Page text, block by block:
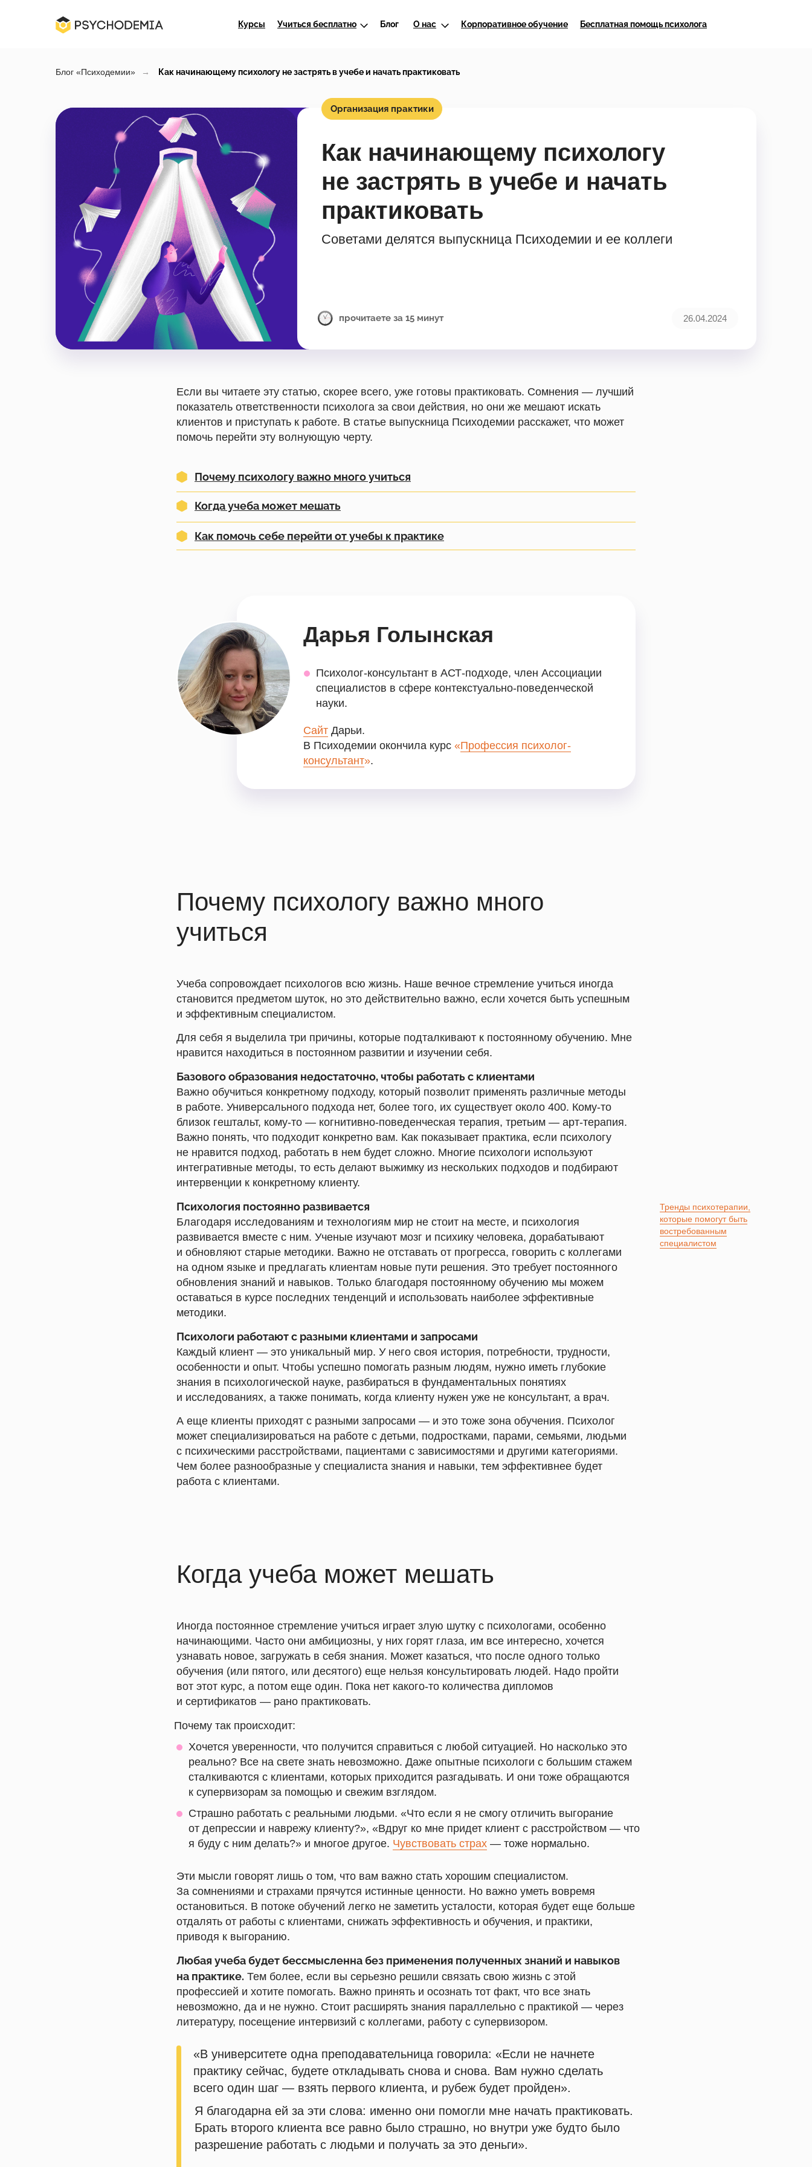
О нас
Курсы Учиться бесплатно Бесплатная помощь психолога
Блог Корпоративное обучение
Блог «Психодемии» → Как начинающему психологу не застрять в учебе и начать практиковать
прочитаете за 15 минут
Как начинающему психологу
не застрять в учебе и начать
практиковать
26.04.2024
Советами делятся выпускница Психодемии и ее коллеги
Организация практики
Если вы читаете эту статью, скорее всего, уже готовы практиковать. Сомнения — лучший
показатель ответственности психолога за свои действия, но они же мешают искать
клиентов и приступать к работе. В статье выпускница Психодемии расскажет, что может
помочь перейти эту волнующую черту.
Как помочь себе перейти от учебы к практике
Почему психологу важно много учиться
Когда учеба может мешать
Дарья Голынская
Психолог-консультант в АСТ-подходе, член Ассоциации
специалистов в сфере контекстуально-поведенческой
науки.
Сайт Дарьи.
В Психодемии окончила курс «Профессия психолог-
консультант».
Почему психологу важно много
учиться
Учеба сопровождает психологов всю жизнь. Наше вечное стремление учиться иногда
становится предметом шуток, но это действительно важно, если хочется быть успешным
и эффективным специалистом.
Для себя я выделила три причины, которые подталкивают к постоянному обучению. Мне
нравится находиться в постоянном развитии и изучении себя.
Базового образования недостаточно, чтобы работать с клиентами
Важно обучиться конкретному подходу, который позволит применять различные методы
в работе. Универсального подхода нет, более того, их существует около 400. Кому-то
близок гештальт, кому-то — когнитивно-поведенческая терапия, третьим — арт-терапия.
Важно понять, что подходит конкретно вам. Как показывает практика, если психологу
не нравится подход, работать в нем будет сложно. Многие психологи используют
интегративные методы, то есть делают выжимку из нескольких подходов и подбирают
интервенции к конкретному клиенту.
Психология постоянно развивается
Благодаря исследованиям и технологиям мир не стоит на месте, и психология
развивается вместе с ним. Ученые изучают мозг и психику человека, дорабатывают
и обновляют старые методики. Важно не отставать от прогресса, говорить с коллегами
на одном языке и предлагать клиентам новые пути решения. Это требует постоянного
обновления знаний и навыков. Только благодаря постоянному обучению мы можем
оставаться в курсе последних тенденций и использовать наиболее эффективные
методики.
Тренды психотерапии,
которые помогут быть
востребованным
специалистом
Психологи работают с разными клиентами и запросами
Каждый клиент — это уникальный мир. У него своя история, потребности, трудности,
особенности и опыт. Чтобы успешно помогать разным людям, нужно иметь глубокие
знания в психологической науке, разбираться в фундаментальных понятиях
и исследованиях, а также понимать, когда клиенту нужен уже не консультант, а врач.
А еще клиенты приходят с разными запросами — и это тоже зона обучения. Психолог
может специализироваться на работе с детьми, подростками, парами, семьями, людьми
с психическими расстройствами, пациентами с зависимостями и другими категориями.
Чем более разнообразные у специалиста знания и навыки, тем эффективнее будет
работа с клиентами.
Когда учеба может мешать
Иногда постоянное стремление учиться играет злую шутку с психологами, особенно
начинающими. Часто они амбициозны, у них горят глаза, им все интересно, хочется
узнавать новое, загружать в себя знания. Может казаться, что после одного только
обучения (или пятого, или десятого) еще нельзя консультировать людей. Надо пройти
вот этот курс, а потом еще один. Пока нет какого-то количества дипломов
и сертификатов — рано практиковать.
Хочется уверенности, что получится справиться с любой ситуацией. Но насколько это
реально? Все на свете знать невозможно. Даже опытные психологи с большим стажем
сталкиваются с клиентами, которых приходится разгадывать. И они тоже обращаются
к супервизорам за помощью и свежим взглядом.
Страшно работать с реальными людьми. «Что если я не смогу отличить выгорание
от депрессии и наврежу клиенту?», «Вдруг ко мне придет клиент с расстройством — что
я буду с ним делать?» и многое другое. Чувствовать страх — тоже нормально.
Почему так происходит:
Эти мысли говорят лишь о том, что вам важно стать хорошим специалистом.
За сомнениями и страхами прячутся истинные ценности. Но важно уметь вовремя
остановиться. В потоке обучений легко не заметить усталости, которая будет еще больше
отдалять от работы с клиентами, снижать эффективность и обучения, и практики,
приводя к выгоранию.
Любая учеба будет бессмысленна без применения полученных знаний и навыков
на практике. Тем более, если вы серьезно решили связать свою жизнь с этой
профессией и хотите помогать. Важно принять и осознать тот факт, что все знать
невозможно, да и не нужно. Стоит расширять знания параллельно с практикой — через
литературу, посещение интервизий с коллегами, работу с супервизором.
«В университете одна преподавательница говорила: «Если не начнете
практику сейчас, будете откладывать снова и снова. Вам нужно сделать
всего один шаг — взять первого клиента, и рубеж будет пройден».
Я благодарна ей за эти слова: именно они помогли мне начать практиковать.
Брать второго клиента все равно было страшно, но внутри уже будто было
разрешение работать с людьми и получать за это деньги».